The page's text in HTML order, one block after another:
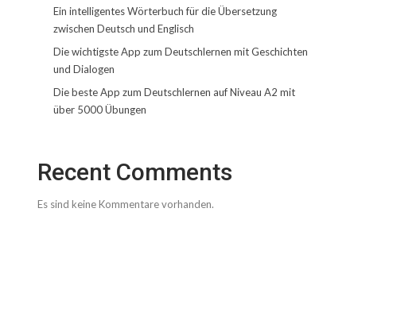
Ein intelligentes Wörterbuch für die Übersetzung
zwischen Deutsch und Englisch
Die wichtigste App zum Deutschlernen mit Geschichten
und Dialogen
Die beste App zum Deutschlernen auf Niveau A2 mit
über 5000 Übungen
Recent Comments
Es sind keine Kommentare vorhanden.